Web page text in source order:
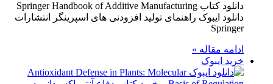
دانلود کتاب Springer Handbook of Additive Manufacturing
دانلود ایبوک راهنمای تولید افزودنی های اسپرینگر انتشارات
Springer
ادامه مقاله »
خرید ایبوک